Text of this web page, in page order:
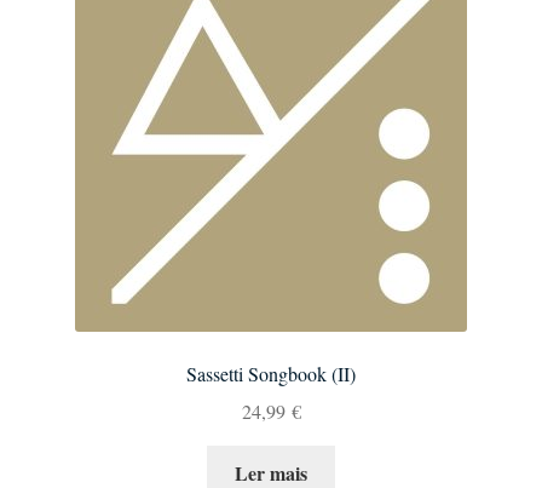
Sassetti Songbook (II)
24,99 €
Ler mais